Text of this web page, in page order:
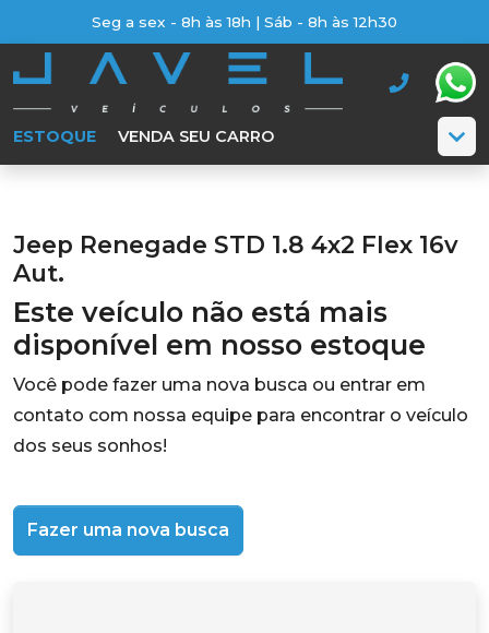
Seg a sex - 8h às 18h | Sáb - 8h às 12h30
ESTOQUE VENDA SEU CARRO
Jeep Renegade STD 1.8 4x2 Flex 16v
Aut.
Este veículo não está mais
disponível em nosso estoque
Você pode fazer uma nova busca ou entrar em
contato com nossa equipe para encontrar o veículo
dos seus sonhos!
Fazer uma nova busca